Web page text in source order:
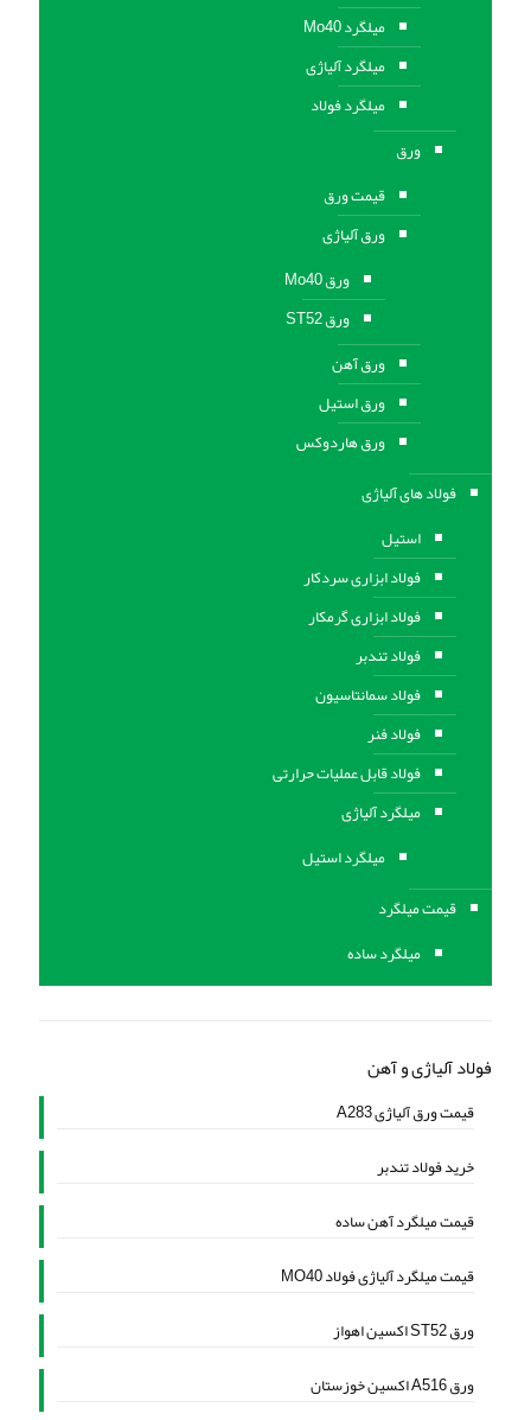
میلگرد Mo40
میلگرد آلیاژی
میلگرد فولاد
ورق
قیمت ورق
ورق آلیاژی
ورق Mo40
ورق ST52
ورق آهن
ورق استيل
ورق هاردوکس
فولاد های آلیاژی
استیل
فولاد ابزاری سردکار
فولاد ابزاری گرمکار
فولاد تندبر
فولاد سمانتاسیون
فولاد فنر
فولاد قابل عملیات حرارتی
ميلگرد آلیاژی
میلگرد استیل
قیمت میلگرد
میلگرد ساده
فولاد آلیاژی و آهن
قیمت ورق آلیاژی A283
خرید فولاد تندبر
قیمت میلگرد آهن ساده
قیمت میلگرد آلیاژی فولاد MO40
ورق ST52 اکسین اهواز
ورق A516 اکسین خوزستان